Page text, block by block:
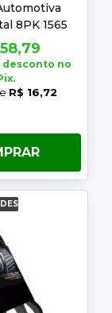
8PK 1565
desconto no
R$ 16,72